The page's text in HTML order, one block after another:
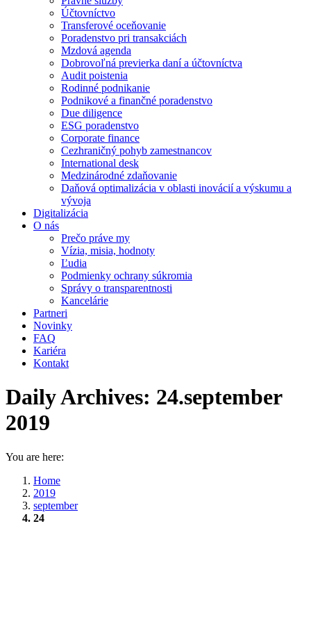
Účtovníctvo
Transferové oceňovanie
Poradenstvo pri transakciách
Mzdová agenda
Dobrovoľná previerka daní a účtovníctva
Audit poistenia
Rodinné podnikanie
Podnikové a finančné poradenstvo
Due diligence
ESG poradenstvo
Corporate finance
Cezhraničný pohyb zamestnancov
International desk
Medzinárodné zdaňovanie
Daňová optimalizácia v oblasti inovácií a výskumu a
vývoja
Digitalizácia
O nás
Prečo práve my
Vízia, misia, hodnoty
Ľudia
Podmienky ochrany súkromia
Správy o transparentnosti
Kancelárie
Partneri
Novinky
FAQ
Kariéra
Kontakt
Daily Archives: 24.september
2019
You are here:
Home
2019
september
24